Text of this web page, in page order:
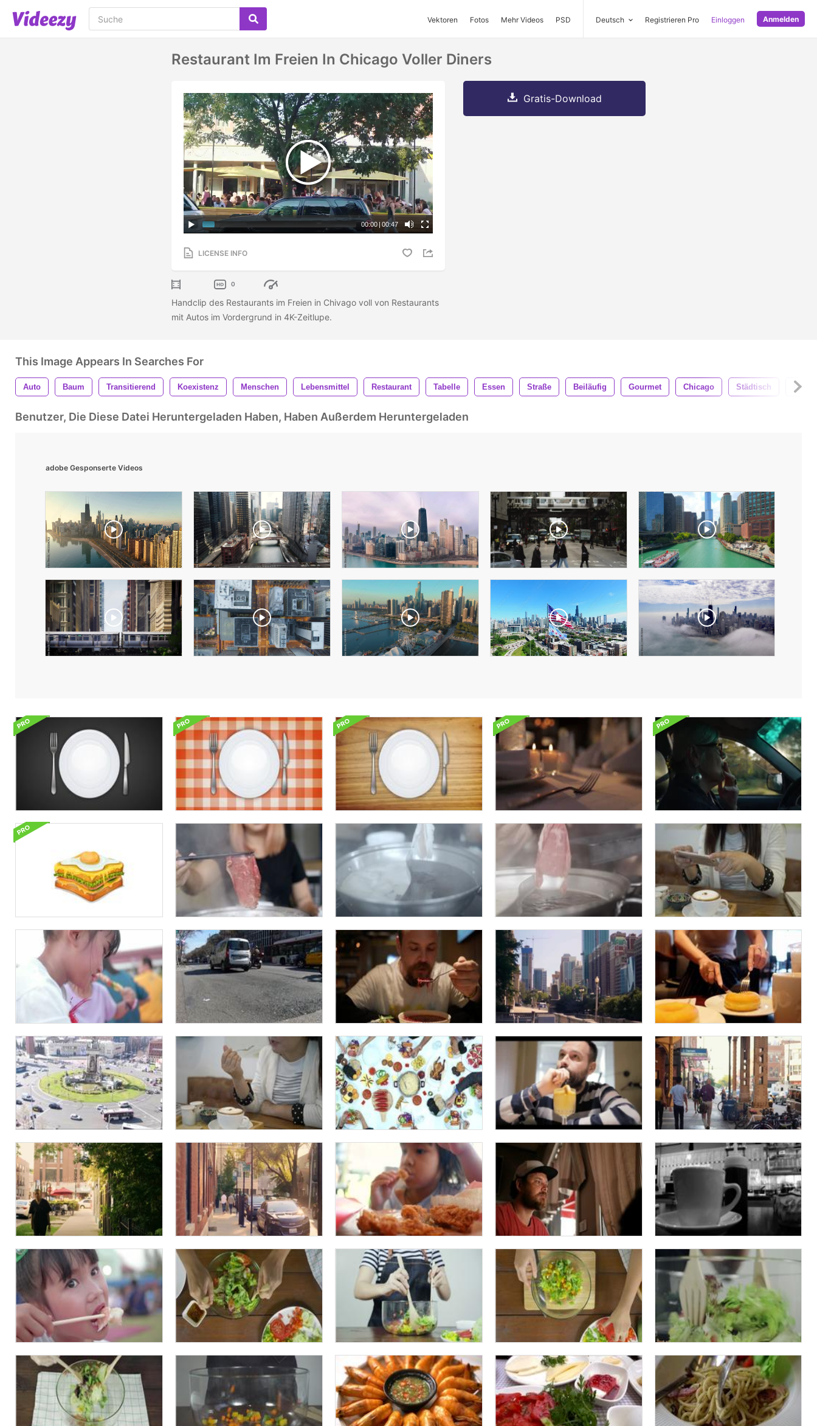
Vektoren Fotos Mehr Videos PSD Deutsch Registrieren Pro Einloggen Anmelden
Restaurant Im Freien In Chicago Voller Diners
00:00 | 00:47
LICENSE INFO
0
Handclip des Restaurants im Freien in Chivago voll von Restaurants
mit Autos im Vordergrund in 4K-Zeitlupe.
Gratis-Download
This Image Appears In Searches For
Auto Baum Transitierend Koexistenz Menschen Lebensmittel Restaurant Tabelle Essen Straße Beiläufig Gourmet Chicago Städtisch
Benutzer, Die Diese Datei Heruntergeladen Haben, Haben Außerdem Heruntergeladen
adobe Gesponserte Videos